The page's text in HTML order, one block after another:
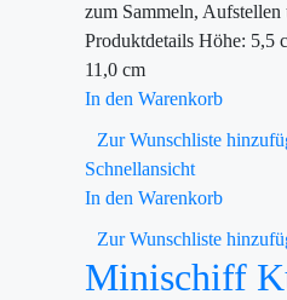
zum Sammeln,
Produktdetails Höhe: 5,5
11,0 cm
In den Warenkorb
Zur Wunschliste
Schnellansicht
In den Warenkorb
Zur Wunschliste
Minischiff